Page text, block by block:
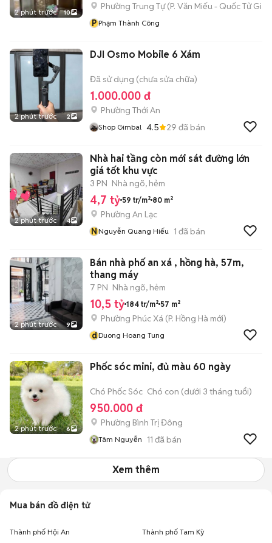
2 phút trước 10
Phường Trung Tự(P. Văn Miếu - Quốc Tử
P Phạm Thành Công
2 phút trước 2
DJI Osmo Mobile 6 Xám
Đã sử dụng (chưa sửa chữa)
1.000.000 đ
Phường Thới An
Shop Gimbal 4.5 29 đã bán
2 phút trước 4
Nhà hai tầng còn mới sát đường lớn
giá tốt khu vực
3 PN Nhà ngõ, hẻm
4,7 tỷ 59 tr/m² 80 m²
Phường An Lạc
NNguyễn Quang Hiếu 1 đã bán
2 phút trước 9
Bán nhà phố an xá , hồng hà, 57m,
thang máy
7 PN Nhà ngõ, hẻm
10,5 tỷ 184 tr/m² 57 m²
Phường Phúc Xá (P. Hồng Hà mới)
dDuong Hoang Tung
2 phút trước 6
Phốc sóc mini, đủ màu 60 ngày
Chó Phốc Sóc Chó con (dưới 3 tháng tuổi)
950.000 đ
Phường Bình Trị Đông
Tâm Nguyễn 11 đã bán
Xem thêm
Mua bán đồ điện tử
Thành phố Hội An Thành phố Tam Kỳ